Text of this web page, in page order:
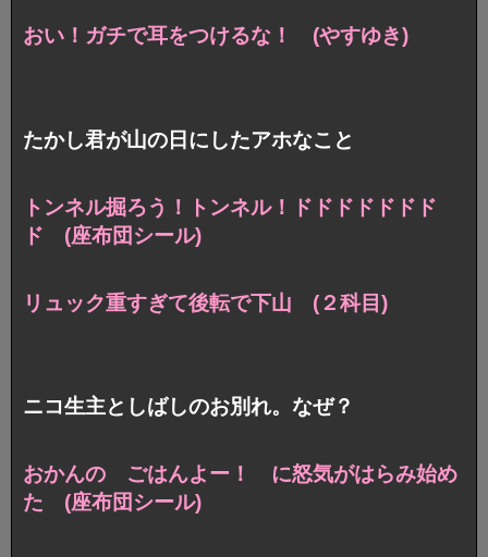
おい！ガチで耳をつけるな！ (やすゆき)
たかし君が山の日にしたアホなこと
トンネル掘ろう！トンネル！ドドドドドドド
ド (座布団シール)
リュック重すぎて後転で下山 (２科目)
ニコ生主としばしのお別れ。なぜ？
おかんの ごはんよー！ に怒気がはらみ始め
た (座布団シール)